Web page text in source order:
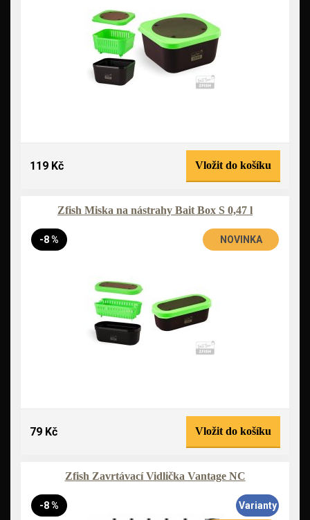
119 Kč Vložit do košíku
Zfish Miska na nástrahy Bait Box S 0,47 l
-8 % NOVINKA
79 Kč Vložit do košíku
Zfish Zavrtávací Vidlička Vantage NC
-8 % Varianty